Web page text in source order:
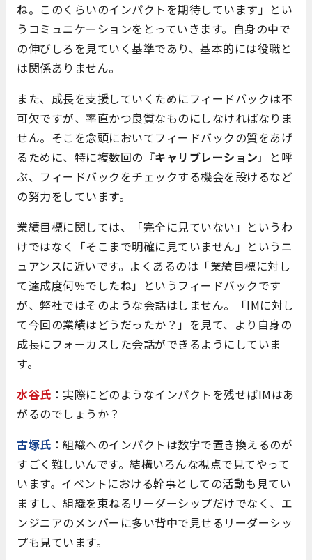
ね。このくらいのインパクトを期待しています」とい
うコミュニケーションをとっていきます。自身の中で
の伸びしろを見ていく基準であり、基本的には役職と
は関係ありません。
また、成長を支援していくためにフィードバックは不
可欠ですが、率直かつ良質なものにしなければなりま
せん。そこを念頭においてフィードバックの質をあげ
るために、特に複数回の『キャリブレーション』と呼
ぶ、フィードバックをチェックする機会を設けるなど
の努力をしています。
業績目標に関しては、「完全に見ていない」というわ
けではなく「そこまで明確に見ていません」というニ
ュアンスに近いです。よくあるのは「業績目標に対し
て達成度何％でしたね」というフィードバックです
が、弊社ではそのような会話はしません。「IMに対し
て今回の業績はどうだったか？」を見て、より自身の
成長にフォーカスした会話ができるようにしていま
す。
水谷氏 ：実際にどのようなインパクトを残せばIMはあ
がるのでしょうか？
古塚氏 ：組織へのインパクトは数字で置き換えるのが
すごく難しいんです。結構いろんな視点で見てやって
います。イベントにおける幹事としての活動も見てい
ますし、組織を束ねるリーダーシップだけでなく、エ
ンジニアのメンバーに多い背中で見せるリーダーシッ
プも見ています。